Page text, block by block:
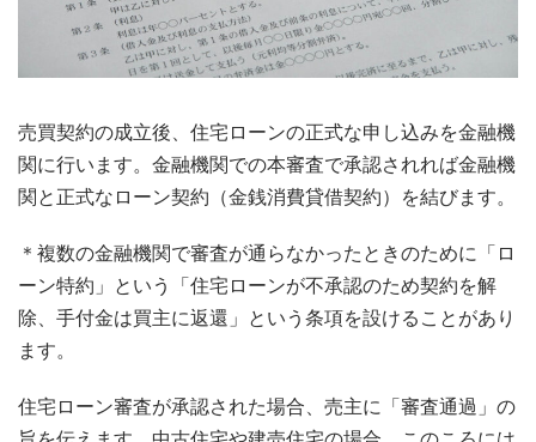
売買契約の成立後、住宅ローンの正式な申し込みを金融機
関に行います。金融機関での本審査で承認されれば金融機
関と正式なローン契約（金銭消費貸借契約）を結びます。
＊複数の金融機関で審査が通らなかったときのために「ロ
ーン特約」という「住宅ローンが不承認のため契約を解
除、手付金は買主に返還」という条項を設けることがあり
ます。
住宅ローン審査が承認された場合、売主に「審査通過」の